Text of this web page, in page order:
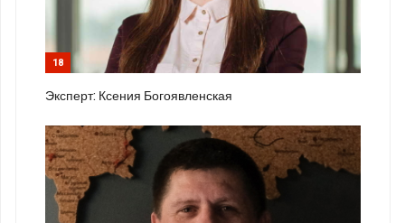
18
Эксперт: Ксения Богоявленская